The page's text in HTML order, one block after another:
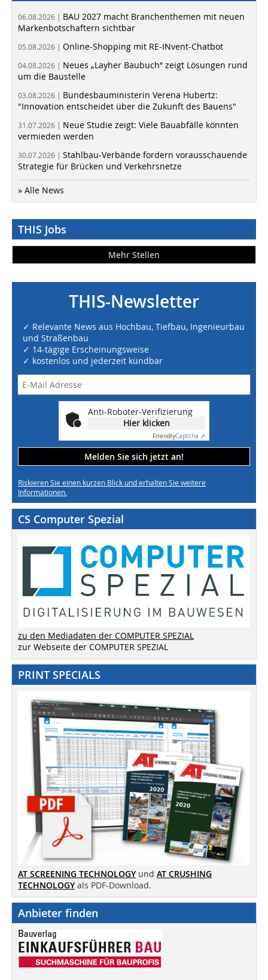
06.08.2026 | BAU 2027 macht Branchenthemen mit neuen
Markenbotschaftern sichtbar
05.08.2026 | Online-Shopping mit RE-INvent-Chatbot
04.08.2026 | Neues „Layher Baubuch“ zeigt Lösungen rund
um die Baustelle
03.08.2026 | Bundesbauministerin Verena Hubertz:
"Innovation entscheidet über die Zukunft des Bauens"
31.07.2026 | Neue Studie zeigt: Viele Bauabfälle könnten
vermieden werden
30.07.2026 | Stahlbau-Verbände fordern vorausschauende
Strategie für Brücken und Verkehrsnetze
» Alle News
THIS Jobs
Mehr Stellen
THIS-Newsletter
✓ Relevante News aus Hochbau, Tiefbau, Ingenieurbau
und Straßenbau
✓ 14-tägige Erscheinungsweise
✓ kostenlos und jederzeit kündbar
Anti-Roboter-Verifizierung
Hier klicken
FriendlyCaptcha ⇗
Melden Sie sich jetzt an!
Riskieren Sie einen kurzen Blick und erhalten Sie weitere
Informationen.
CS Computer Spezial
zu den Mediadaten der COMPUTER SPEZIAL
zur Webseite der COMPUTER SPEZIAL
PRINT SPECIALS
AT SCREENING TECHNOLOGY und AT CRUSHING
TECHNOLOGY als PDF-Download.
Anbieter finden